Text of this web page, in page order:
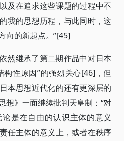
及在追求这些课题的过程中不
我的思想历程，与此同时，这
向的新起点。”[45]
然继承了第二期作品中对日本
构性原因”的强烈关心[46]，但
本思想近代化的还有更深层的
想》一面继续批判天皇制：“对
是在自由的认识主体的意义
任主体的意义上，或者在秩序